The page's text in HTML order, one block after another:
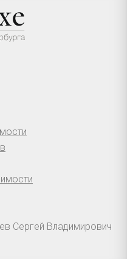
Сергей Владимирович